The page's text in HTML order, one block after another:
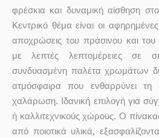
φρέσκια και δυναμική αίσθηση
Κεντρικό θέμα είναι οι
αποχρώσεις του πράσινου και
με λεπτές λεπτομέρειες σε
συνδυασμένη παλέτα χρωμάτων
ατμόσφαιρα που ενθαρρύνει τη
χαλάρωση. Ιδανική επιλογή για
ή καλλιτεχνικούς χώρους. Ο
από ποιοτικά υλικά,